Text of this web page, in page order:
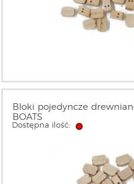
Bloki pojedyncze
BOATS
Dostępna ilość: